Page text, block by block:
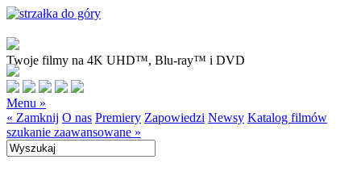
Twoje filmy na 4K UHD™, Blu-ray™ i DVD
Menu »
« Zamknij O nas Premiery Zapowiedzi Newsy Katalog filmów
szukanie zaawansowane »